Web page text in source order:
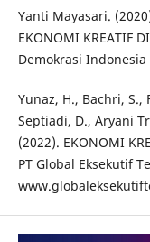
Yanti Mayasari.
EKONOMI KREATIF
Demokrasi Indonesia
Yunaz, H., Bachri,
Septiadi, D., Aryani
(2022). EKONOMI
PT Global Eksekutif